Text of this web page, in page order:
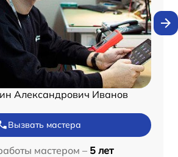
Александрович Иванов
Вызвать мастера
мастером – 5 лет